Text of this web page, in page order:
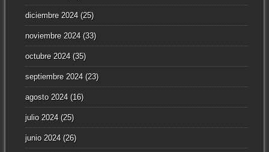
diciembre 2024(25)
noviembre 2024(33)
octubre 2024(35)
septiembre 2024(23)
agosto 2024(16)
julio 2024(25)
junio 2024(26)